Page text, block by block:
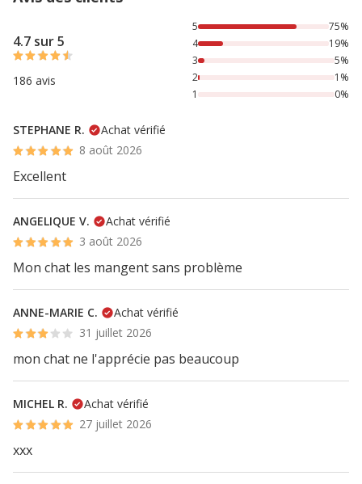
4.7 sur 5
186 avis
75% des personnes lont noté avec {1} étoiles, 19% des
5
75%
4
19%
3
5%
2
1%
1
0%
STEPHANE R.
Achat vérifié
8 août 2026
Excellent
ANGELIQUE V.
Achat vérifié
3 août 2026
Mon chat les mangent sans problème
ANNE-MARIE C.
Achat vérifié
31 juillet 2026
mon chat ne l'apprécie pas beaucoup
MICHEL R.
Achat vérifié
27 juillet 2026
xxx